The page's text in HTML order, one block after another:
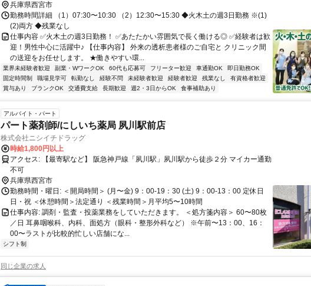
兵庫県西宮市
勤務時間詳細 （1）07:30〜10:30 （2）12:30〜15:30 ◆火木土の週3日勤務 ※(1)
(2)両方 ◆残業なし
仕事内容 ✅火木土の週3日勤務！ ✅あたたかい雰囲気で長く働ける◎ ✅経験者は歓
迎！男性中心に活躍中♪ 【仕事内容】 外来の透析患者様のご自宅と クリニック間
の送迎をお任せします。 ★働きやすい環...
業界未経験者歓迎 副業・WワークOK 60代も応募可 フリーター歓迎 車通勤OK
即日勤務OK
固定時間制
職場見学可 転勤なし 経験不問 未経験者歓迎 経験者歓迎 残業なし
有資格者歓迎
賞与あり
ブランクOK 交通費支給 長期歓迎 週2・3日からOK 食事補助あり
アルバイト・パート
パート薬剤師/にしいち薬局 夙川駅前店
株式会社ニシイチドラッグ
時給1,800円以上
アクセス: 【最寄駅など】 阪急神戸線「夙川駅」夙川駅から徒歩２分 マイカー通勤
不可
兵庫県西宮市
勤務時間・曜日: ＜開局時間＞ (月〜金) 9：00-19：30 (土) 9：00-13：00 定休日
日・祝 ＜休憩時間＞法定通り ＜残業時間＞月平均5〜10時間
仕事内容: 調剤・監査・投薬業務をしていただきます。 ＜処方箋内容＞ 60〜80枚
／日 耳鼻咽喉科、内科、面処方（眼科・整形外科など） ※午前〜13：00、16：
00〜ラストが比較的忙しい店舗にな...
シフト制
同じ企業の求人